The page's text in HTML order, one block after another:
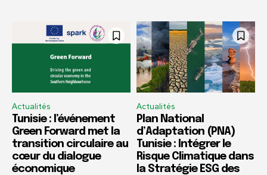
Actualités
Tunisie : l’événement
Green Forward met la
transition circulaire au
cœur du dialogue
économique
Actualités
Plan National
d’Adaptation (PNA)
Tunisie : Intégrer le
Risque Climatique dans
la Stratégie ESG des